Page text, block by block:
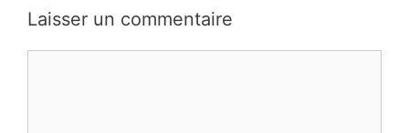
Laisser un commentaire